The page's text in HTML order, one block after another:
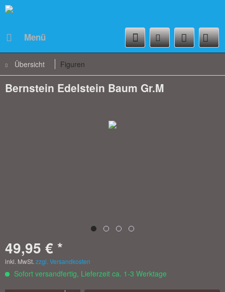
Menü
Übersicht Figuren
Bernstein Edelstein Baum Gr.M
49,95 € *
inkl. MwSt. zzgl. Versandkosten
Sofort versandfertig, Lieferzeit ca. 1-3 Werktage